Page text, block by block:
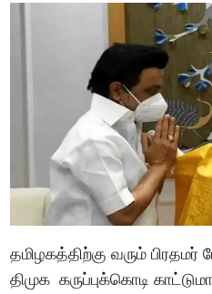
தமிழகத்திற்கு வரும்
திமுக கருப்புக்கொடி